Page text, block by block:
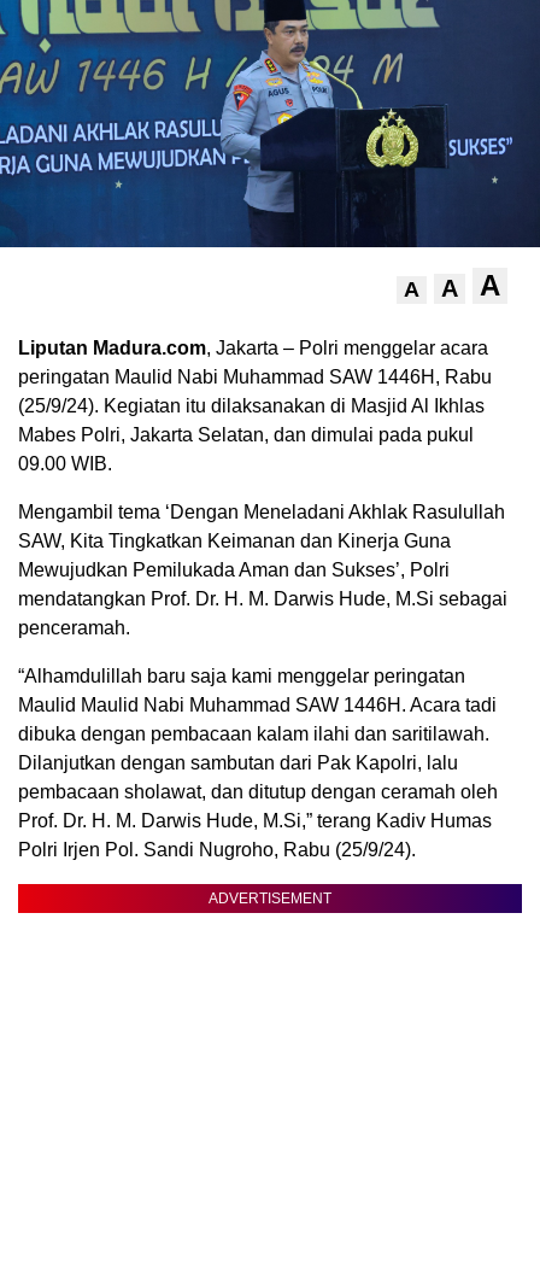
A A A
Liputan Madura.com, Jakarta – Polri menggelar acara
peringatan Maulid Nabi Muhammad SAW 1446H, Rabu
(25/9/24). Kegiatan itu dilaksanakan di Masjid Al Ikhlas
Mabes Polri, Jakarta Selatan, dan dimulai pada pukul
09.00 WIB.
Mengambil tema ‘Dengan Meneladani Akhlak Rasulullah
SAW, Kita Tingkatkan Keimanan dan Kinerja Guna
Mewujudkan Pemilukada Aman dan Sukses’, Polri
mendatangkan Prof. Dr. H. M. Darwis Hude, M.Si sebagai
penceramah.
“Alhamdulillah baru saja kami menggelar peringatan
Maulid Maulid Nabi Muhammad SAW 1446H. Acara tadi
dibuka dengan pembacaan kalam ilahi dan saritilawah.
Dilanjutkan dengan sambutan dari Pak Kapolri, lalu
pembacaan sholawat, dan ditutup dengan ceramah oleh
Prof. Dr. H. M. Darwis Hude, M.Si,” terang Kadiv Humas
Polri Irjen Pol. Sandi Nugroho, Rabu (25/9/24).
ADVERTISEMENT